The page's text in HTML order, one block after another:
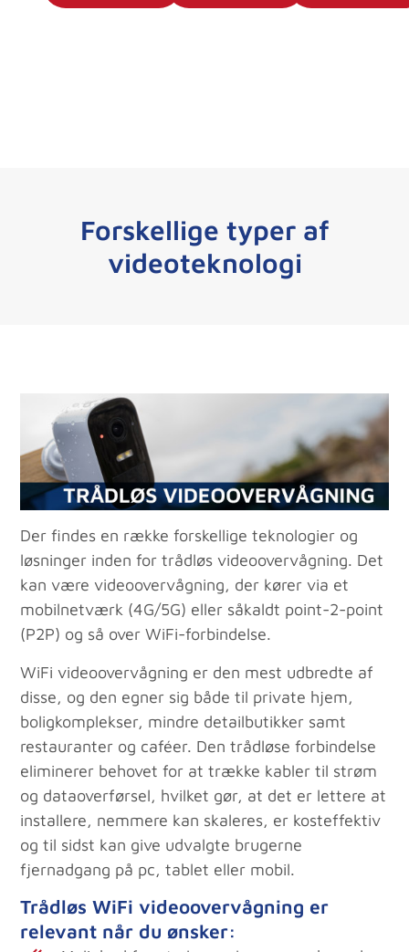
Forskellige typer af
videoteknologi
Der findes en række forskellige teknologier og
løsninger inden for trådløs videoovervågning. Det
kan være videoovervågning, der kører via et
mobilnetværk (4G/5G) eller såkaldt point-2-point
(P2P) og så over WiFi-forbindelse.
WiFi videoovervågning er den mest udbredte af
disse, og den egner sig både til private hjem,
boligkomplekser, mindre detailbutikker samt
restauranter og caféer. Den trådløse forbindelse
eliminerer behovet for at trække kabler til strøm
og dataoverførsel, hvilket gør, at det er lettere at
installere, nemmere kan skaleres, er kosteffektiv
og til sidst kan give udvalgte brugerne
fjernadgang på pc, tablet eller mobil.
Trådløs WiFi videoovervågning er
relevant når du ønsker: